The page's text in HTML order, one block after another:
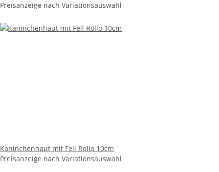
Preisanzeige nach Variationsauswahl
Kaninchenhaut mit Fell Rollo 10cm
Preisanzeige nach Variationsauswahl